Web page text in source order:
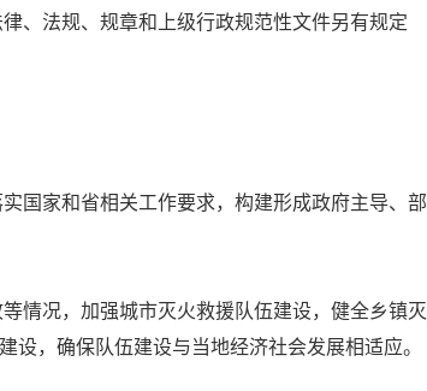
、法规、规章和上级行政规范性文件另有规定
国家和省相关工作要求，构建形成政府主导、部
情况，加强城市灭火救援队伍建设，健全乡镇灭
，确保队伍建设与当地经济社会发展相适应。